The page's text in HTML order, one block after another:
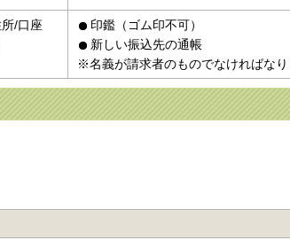
/口座
印鑑（ゴム印不可）
新しい振込先の通帳
※名義が請求者のものでなければなり